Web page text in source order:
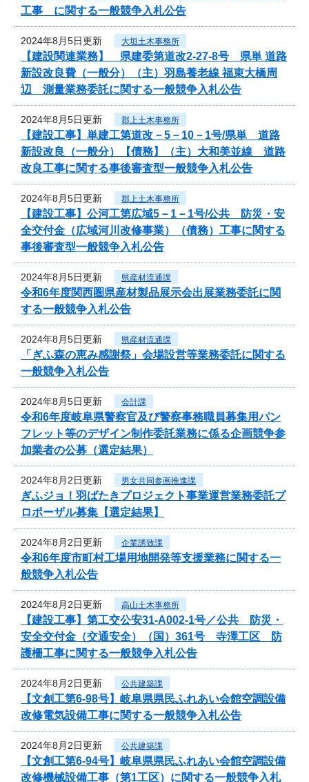
工事 に関する一般競争入札公告
2024年8月5日更新 大垣土木事務所
【建設関連業務】 県建委第道改2-27-8号 県単 道路
新設改良費（一般分）（主）羽島養老線 福束大橋周
辺 測量業務委託に関する一般競争入札公告
2024年8月5日更新 郡上土木事務所
【建設工事】単建工第道改－5－10－1号/県単 道路
新設改良（一般分）【債務】（主）大和美並線 道路
改良工事に関する事後審査型一般競争入札公告
2024年8月5日更新 郡上土木事務所
【建設工事】公河工第広域5－1－1号/公共 防災・安
全交付金（広域河川改修事業）（債務）工事に関する
事後審査型一般競争入札公告
2024年8月5日更新 県産材流通課
令和6年度関西圏県産材製品展示会出展業務委託に関
する一般競争入札公告
2024年8月5日更新 県産材流通課
「ぎふ森の恵み感謝祭」会場設営等業務委託に関する
一般競争入札公告
2024年8月5日更新 会計課
令和6年度岐阜県警察官及び警察事務職員募集用パン
フレット等のデザイン制作委託業務に係る企画競争参
加業者の公募（選定結果）
2024年8月2日更新 男女共同参画推進課
ぎふジョ！羽ばたきプロジェクト事業運営業務委託プ
ロポーザル募集【選定結果】
2024年8月2日更新 企業誘致課
令和6年度市町村工場用地開発等支援業務に関する一
般競争入札公告
2024年8月2日更新 高山土木事務所
【建設工事】第工交公安31-A002-1号／公共 防災・
安全交付金（交通安全）（国）361号 寺澤工区 防
護柵工事に関する一般競争入札公告
2024年8月2日更新 公共建築課
【文創工第6-98号】岐阜県県民ふれあい会館空調設備
改修電気設備工事に関する一般競争入札公告
2024年8月2日更新 公共建築課
【文創工第6-94号】岐阜県県民ふれあい会館空調設備
改修機械設備工事（第1工区）に関する一般競争入札